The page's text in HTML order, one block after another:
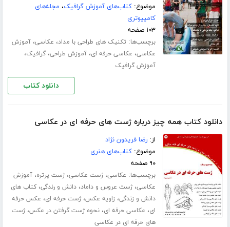
موضوع:کتاب‌های آموزش گرافیک، مجله‌های
کامپیوتری
۱۰۳ صفحه
برچسب‌ها: تکنیک های طراحی با مداد، عکاسی،آموزش
عکاسی، عکاسی حرفه ای،آموزش طراحی،گرافیک،
آموزش گرافیک
دانلود کتاب
دانلود کتاب همه چیز درباره ژست های حرفه ای در عکاسی
از:رضا فریدون نژاد
موضوع:کتاب‌های هنری
۹۰ صفحه
برچسب‌ها: عکاسی،ژست عکاسی،ژست پرتره،آموزش
عکاسی،ژست عروس و داماد،دانش و رندگی،کتاب های
دانش و زندگی، زاویه عکس،ژست حرفه ای، عکس حرفه
ای، عکاسی حرفه ای،نحوه ژست گرفتن در عکس،ژست
های حرفه ای در عکاسی